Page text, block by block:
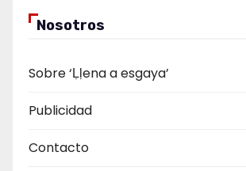
Nosotros
Sobre ‘Ḷḷena a esgaya’
Publicidad
Contacto